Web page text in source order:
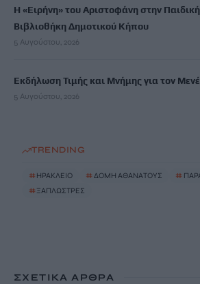
Η «Ειρήνη» του Αριστοφάνη στην
Βιβλιοθήκη Δημοτικού Κήπου
5 Αυγούστου, 2026
Εκδήλωση Τιμής και Μνήμης για τον
5 Αυγούστου, 2026
TRENDING
# ΗΡΑΚΛΕΙΟ # ΔΟΜΗ ΑΘΑΝΑΤΟΥΣ #
# ΞΑΠΛΩΣΤΡΕΣ
ΣΧΕΤΙΚΆ ΆΡΘΡΑ